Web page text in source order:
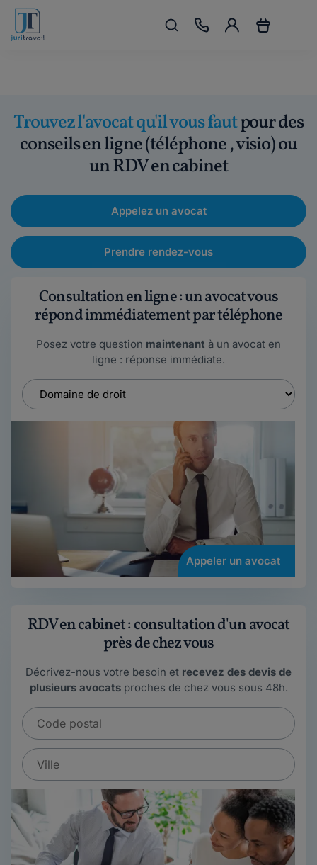
Trouvez l'avocat qu'il vous fautpour des
conseils en ligne (téléphone , visio) ou
un RDV en cabinet
Appelez un avocat
Prendre rendez-vous
Consultation en ligne : un avocat vous
répond immédiatement par téléphone
Posez votre question maintenant à un avocat en
ligne : réponse immédiate.
Appeler un avocat
RDV en cabinet : consultation d'un avocat
près de chez vous
Décrivez-nous votre besoin et recevez des devis de
plusieurs avocatsproches de chez vous sous 48h.